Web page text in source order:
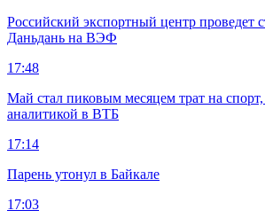
Российский экспортный центр проведет
Даньдань на ВЭФ
17:48
Май стал пиковым месяцем трат на
аналитикой в ВТБ
17:14
Парень утонул в Байкале
17:03